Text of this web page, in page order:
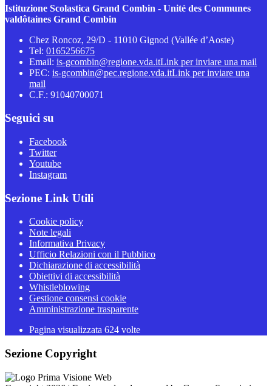
Istituzione Scolastica Grand Combin - Unité des Communes
valdôtaines Grand Combin
Chez Roncoz, 29/D - 11010 Gignod (Vallée d’Aoste)
Tel: 0165256675
Email: is-gcombin@regione.vda.itLink per inviare una mail
PEC: is-gcombin@pec.regione.vda.itLink per inviare una
mail
C.F.: 91040700071
Seguici su
Facebook
Twitter
Youtube
Instagram
Sezione Link Utili
Cookie policy
Note legali
Informativa Privacy
Ufficio Relazioni con il Pubblico
Dichiarazione di accessibilità
Obiettivi di accessibilità
Whistleblowing
Gestione consensi cookie
Amministrazione trasparente
Pagina visualizzata 624 volte
Sezione Copyright